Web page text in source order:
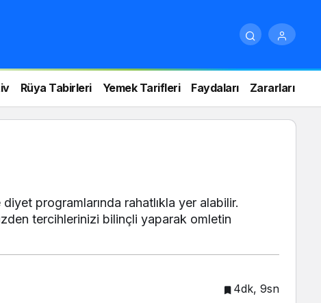
Rüya Tabirleri Yemek Tarifleri Faydaları Zararları
programlarında rahatlıkla yer alabilir.
tercihlerinizi bilinçli yaparak omletin
4dk, 9sn